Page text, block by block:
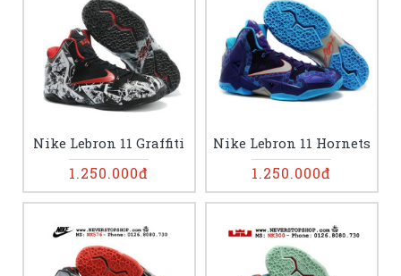
Nike Lebron 11 Graffiti
1.250.000đ
Nike Lebron 11 Hornets
1.250.000đ